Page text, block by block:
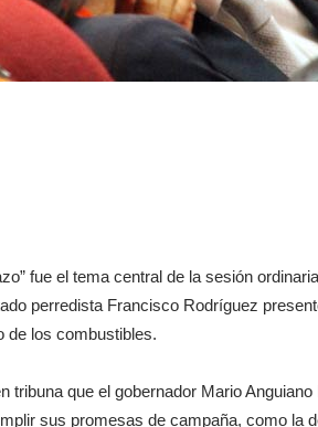
fue el tema central de la sesión
perredista Francisco Rodríguez
de los combustibles.
tribuna que el gobernador Mario
sus promesas de campaña, como la